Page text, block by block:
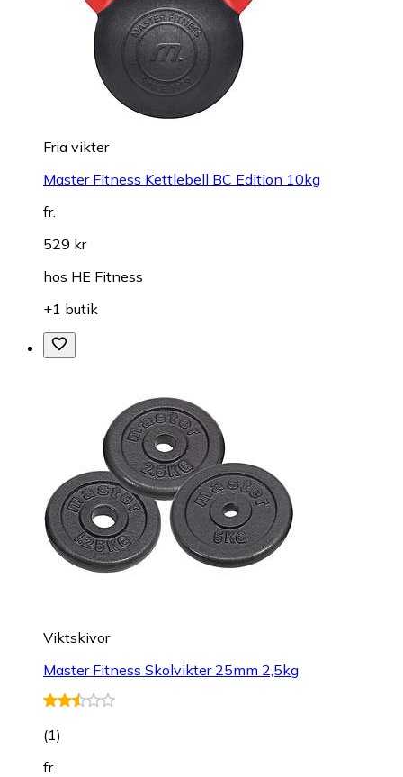
Fria vikter
Master Fitness Kettlebell BC Edition 10kg
fr.
529 kr
hos HE Fitness
+1 butik
Viktskivor
Master Fitness Skolvikter 25mm 2,5kg
(1)
fr.